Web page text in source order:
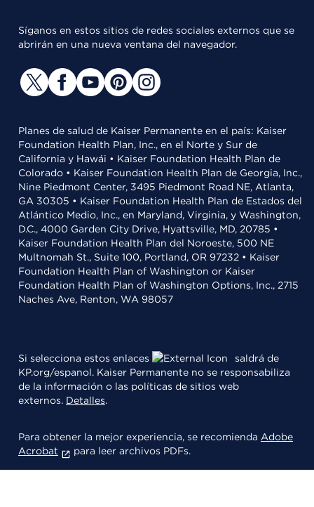
Síganos en estos sitios de redes sociales externos que se
abrirán en una nueva ventana del navegador.
Planes de salud de Kaiser Permanente en el país: Kaiser
Foundation Health Plan, Inc., en el Norte y Sur de
California y Hawái • Kaiser Foundation Health Plan de
Colorado • Kaiser Foundation Health Plan de Georgia, Inc.,
Nine Piedmont Center, 3495 Piedmont Road NE, Atlanta,
GA 30305 • Kaiser Foundation Health Plan de Estados del
Atlántico Medio, Inc., en Maryland, Virginia, y Washington,
D.C., 4000 Garden City Drive, Hyattsville, MD, 20785 •
Kaiser Foundation Health Plan del Noroeste, 500 NE
Multnomah St., Suite 100, Portland, OR 97232 • Kaiser
Foundation Health Plan of Washington or Kaiser
Foundation Health Plan of Washington Options, Inc., 2715
Naches Ave, Renton, WA 98057
Si selecciona estos enlaces
saldrá de
KP.org/espanol. Kaiser Permanente no se responsabiliza
de la información o las políticas de sitios web
externos. Detalles.
Para obtener la mejor experiencia, se recomienda Adobe
Acrobat
para leer archivos PDFs.